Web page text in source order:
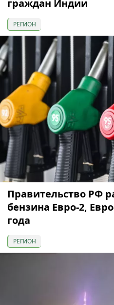
граждан Индии
РЕГИОН
Правительство РФ
бензина Евро-2,
года
РЕГИОН